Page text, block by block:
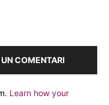
COMENTARI
Learn how your